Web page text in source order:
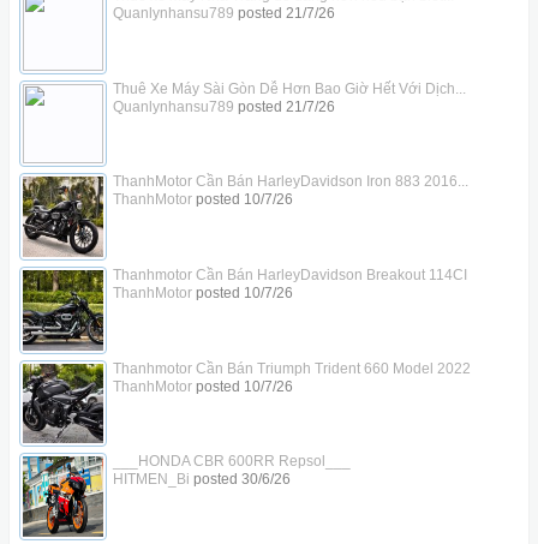
Quanlynhansu789 posted 21/7/26
Thuê Xe Máy Sài Gòn Dễ Hơn Bao Giờ Hết Với Dịch...
Quanlynhansu789 posted 21/7/26
ThanhMotor Cần Bán HarleyDavidson Iron 883 2016...
ThanhMotorposted 10/7/26
Thanhmotor Cần Bán HarleyDavidson Breakout 114CI
ThanhMotorposted 10/7/26
Thanhmotor Cần Bán Triumph Trident 660 Model 2022
ThanhMotorposted 10/7/26
___HONDA CBR 600RR Repsol___
HITMEN_Bi posted 30/6/26